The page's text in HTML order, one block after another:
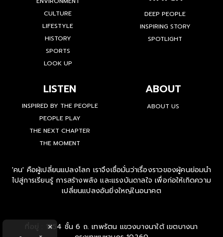
CULTURE
LIFESTYLE
HISTORY
SPORTS
LOOK UP
DEEP PEOPLE
INSPIRING STORY
SPOTLIGHT
LISTEN
INSPIRED BY THE PEOPLE
PEOPLE PLAY
THE NEXT CHAPTER
THE MOMENT
ABOUT
ABOUT US
'คน' คือผู้เปลี่ยนแปลงโลก เราจึงเชื่อมั่นว่าเรื่องราวของผู้คนย่อมนำ
ไปสู่การเรียนรู้ การสร้างพลัง และแรงบันดาลใจ เพื่อก่อให้เกิดความ
เปลี่ยนแปลงอันยิ่งใหญ่ในอนาคต
ที่อยู่ : 1854 ชั้น 6 ถ. เทพรัตน แขวงบางนาใต้ เขตบางนา
×